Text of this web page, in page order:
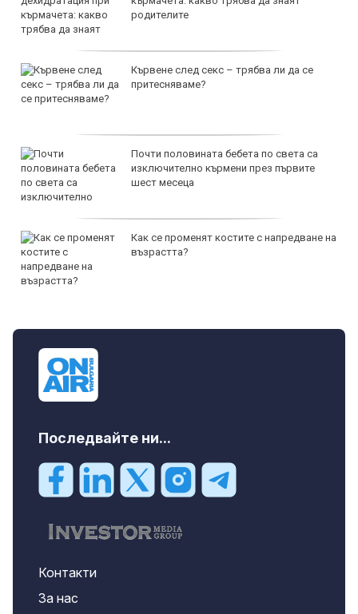
родителите
Кървене след секс – трябва ли да се
притесняваме?
Почти половината бебета по света са
изключително кърмени през първите
шест месеца
Как се променят костите с напредване на
възрастта?
Последвайте ни...
Контакти
За нас